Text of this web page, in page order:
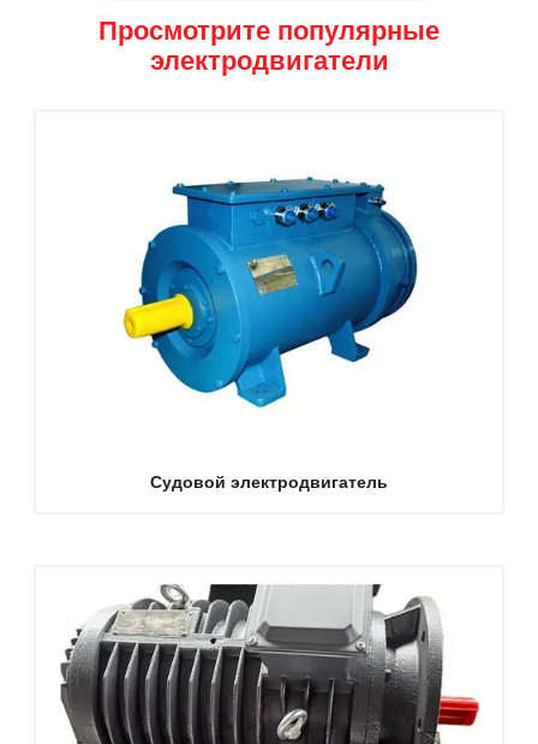
Просмотрите популярные
электродвигатели
Судовой электродвигатель